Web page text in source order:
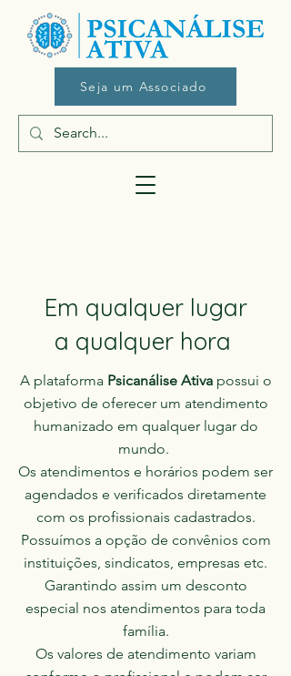
Seja um Associado
Em qualquer lugar
a qualquer hora
A plataforma Psicanálise Ativapossui o
objetivo de oferecer um atendimento
humanizado em qualquer lugar do
mundo.
Os atendimentos e horários podem ser
agendados e verificados diretamente
com os profissionais cadastrados.
Possuímos a opção de convênios com
instituições, sindicatos, empresas etc.
Garantindo assim um desconto
especial nos atendimentos para toda
família.
Os valores de atendimento variam